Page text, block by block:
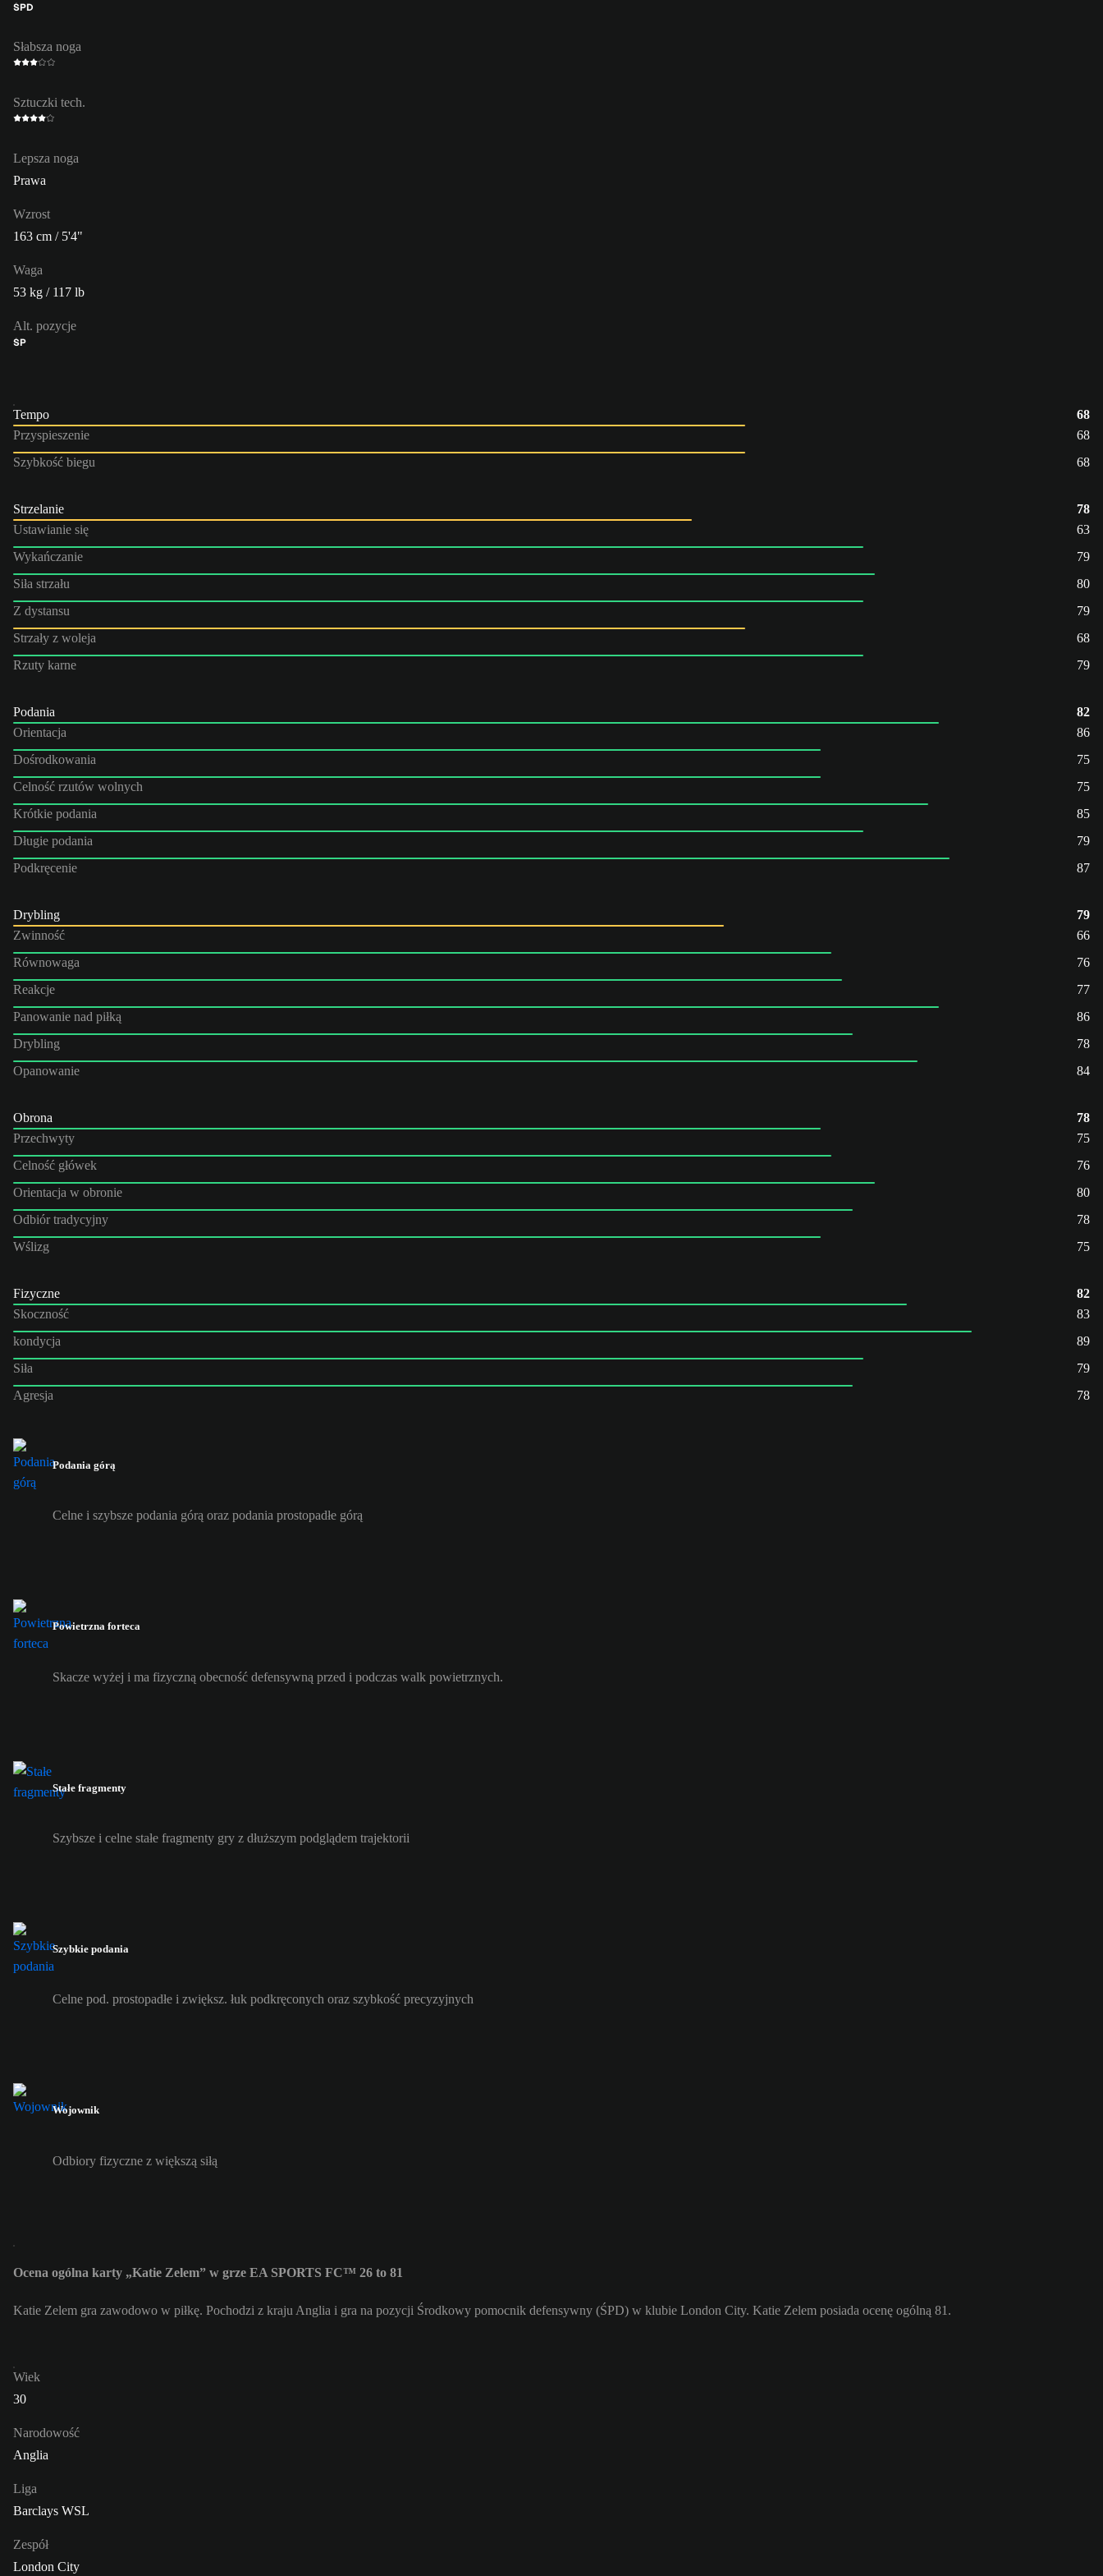
ŚPD
Słabsza noga
Sztuczki tech.
Lepsza noga
Prawa
Wzrost
163 cm / 5'4"
Waga
53 kg / 117 lb
Alt. pozycje
ŚP
Tempo
68
Przyspieszenie
68
Szybkość biegu
68
Strzelanie
78
Ustawianie się
63
Wykańczanie
79
Siła strzału
80
Z dystansu
79
Strzały z woleja
68
Rzuty karne
79
Podania
82
Orientacja
86
Dośrodkowania
75
Celność rzutów wolnych
75
Krótkie podania
85
Długie podania
79
Podkręcenie
87
Drybling
79
Zwinność
66
Równowaga
76
Reakcje
77
Panowanie nad piłką
86
Drybling
78
Opanowanie
84
Obrona
78
Przechwyty
75
Celność główek
76
Orientacja w obronie
80
Odbiór tradycyjny
78
Wślizg
75
Fizyczne
82
Skoczność
83
kondycja
89
Siła
79
Agresja
78
Podania górą
Celne i szybsze podania górą oraz podania prostopadłe górą
Powietrzna forteca
Skacze wyżej i ma fizyczną obecność defensywną przed i podczas walk powietrznych.
Stałe fragmenty
Szybsze i celne stałe fragmenty gry z dłuższym podglądem trajektorii
Szybkie podania
Celne pod. prostopadłe i zwiększ. łuk podkręconych oraz szybkość precyzyjnych
Wojownik
Odbiory fizyczne z większą siłą
Ocena ogólna karty „Katie Zelem” w grze EA SPORTS FC™ 26 to 81
Katie Zelem gra zawodowo w piłkę. Pochodzi z kraju Anglia i gra na pozycji Środkowy pomocnik defensywny (ŚPD) w klubie London City. Katie Zelem posiada ocenę ogólną 81.
Wiek
30
Narodowość
Anglia
Liga
Barclays WSL
Zespół
London City